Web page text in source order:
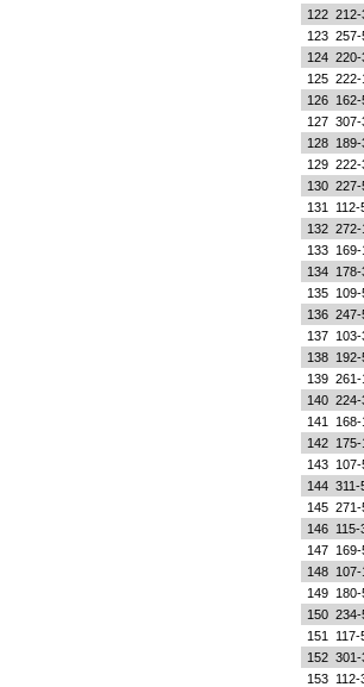
122 212-
123 257-
124 220-
125 222-
126 162-
127 307-
128 189-
129 222-
130 227-
131
112-
132 272-
133 169-
134 178-
135 109-
136 247-
137 103-
138 192-
139 261-
140 224-
141
168-
142 175-
143 107-
144 311-
145 271-
146 115-
147 169-
148 107-
149 180-
150 234-
151
117-
152 301-
153 112-